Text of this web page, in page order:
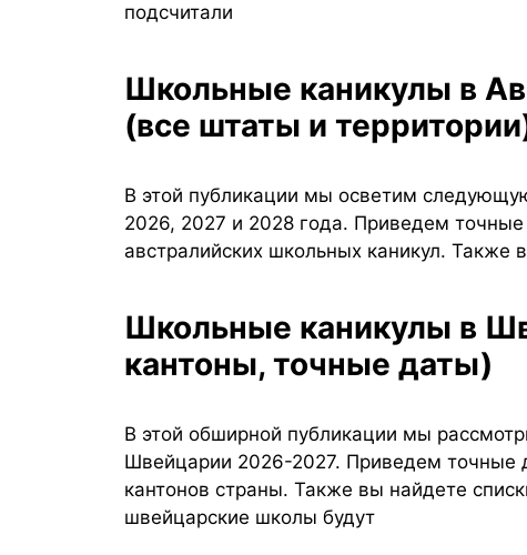
подсчитали
Школьные каникулы в Австралии 2026, 2027, 2028
(все штаты и
В этой публикации мы осветим
2026, 2027 и 2028 года. Приведем
австралийских школьных каникул. Также
Школьные каникулы в Швейцарии 2026-2027 (все
кантоны, точные даты)
В этой обширной публикации мы
Швейцарии 2026-2027. Приведем точные
кантонов страны. Также вы найдете
швейцарские школы будут